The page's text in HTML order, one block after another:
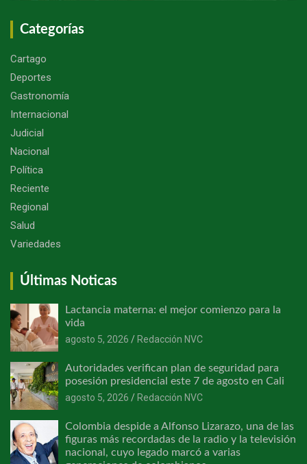
Categorías
Cartago
Deportes
Gastronomía
Internacional
Judicial
Nacional
Política
Reciente
Regional
Salud
Variedades
Últimas Noticas
Lactancia materna: el mejor comienzo para la
vida
agosto 5, 2026
Redacción NVC
Autoridades verifican plan de seguridad para
posesión presidencial este 7 de agosto en Cali
agosto 5, 2026
Redacción NVC
Colombia despide a Alfonso Lizarazo, una de las
figuras más recordadas de la radio y la televisión
nacional, cuyo legado marcó a varias